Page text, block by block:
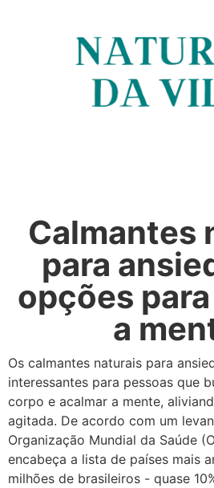
Calmantes
para
opções
a
Os calmantes naturais para
interessantes para pessoas que
corpo e acalmar a mente,
agitada. De acordo com um
Organização Mundial da Saúde
encabeça a lista de países mais
milhões de brasileiros - quase